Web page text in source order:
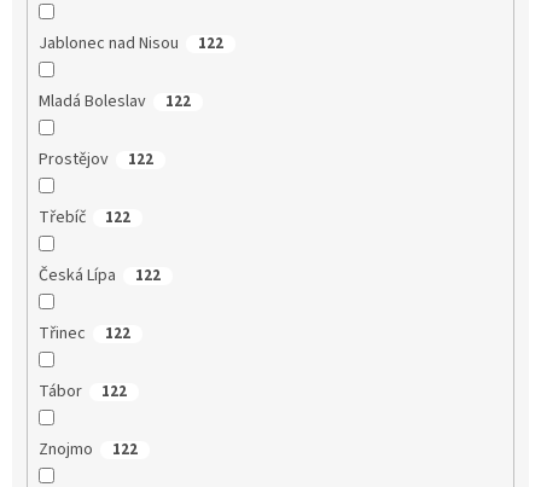
Jablonec nad Nisou 122
Mladá Boleslav 122
Prostějov 122
Třebíč 122
Česká Lípa 122
Třinec 122
Tábor 122
Znojmo 122